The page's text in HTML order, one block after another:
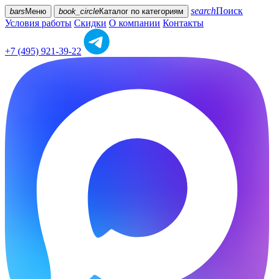
bars Меню book_circleКаталог по категориям searchПоиск
Условия работы Скидки О компании Контакты
+7 (495) 921-39-22